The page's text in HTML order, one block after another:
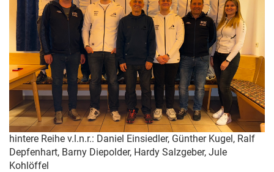
hintere Reihe v.l.n.r.: Daniel Einsiedler, Günther Kugel, Ralf
Depfenhart, Barny Diepolder, Hardy Salzgeber, Jule
Kohlöffel